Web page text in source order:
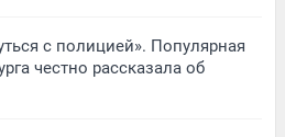
с полицией». Популярная
честно рассказала об